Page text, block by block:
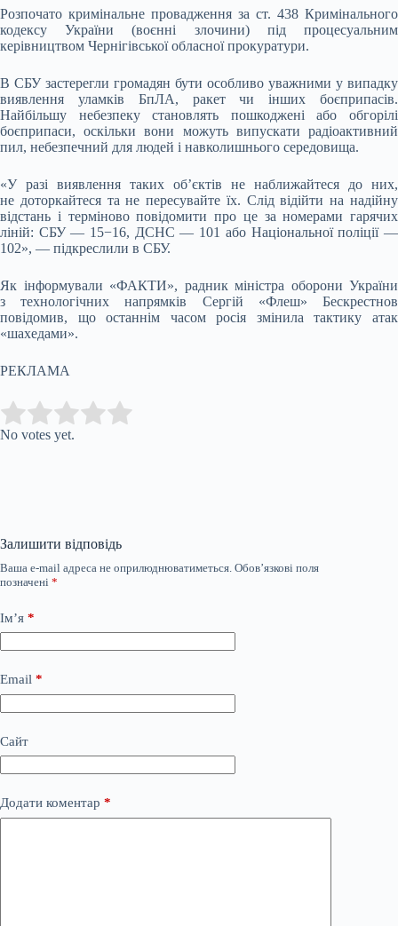
Розпочато кримінальне провадження за ст. 438 Кримінального
кодексу України (воєнні злочини) під процесуальним
керівництвом Чернігівської обласної прокуратури.
В СБУ застерегли громадян бути особливо уважними у випадку
виявлення уламків БпЛА, ракет чи інших боєприпасів.
Найбільшу небезпеку становлять пошкоджені або обгорілі
боєприпаси, оскільки вони можуть випускати радіоактивний
пил, небезпечний для людей і навколишнього середовища.
«У разі виявлення таких об’єктів не наближайтеся до них,
не доторкайтеся та не пересувайте їх. Слід відійти на надійну
відстань і терміново повідомити про це за номерами гарячих
ліній: СБУ — 15−16, ДСНС — 101 або Національної поліції —
102», — підкреслили в СБУ.
Як інформували «ФАКТИ», радник міністра оборони України
з технологічних напрямків Сергій «Флеш» Бескрестнов
повідомив, що останнім часом росія змінила тактику атак
«шахедами».
РЕКЛАМА
Rate this item:
No votes yet.
Залишити відповідь
Ваша e-mail адреса не оприлюднюватиметься. Обов’язкові поля
позначені *
Ім’я *
Email *
Сайт
Додати коментар *